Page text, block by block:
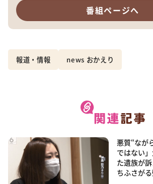
番組ページへ
報道・情報 news おかえり
悪質“なが
ではない
た遺族が
ちふさが